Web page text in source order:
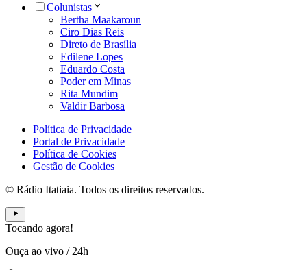
Colunistas
Bertha Maakaroun
Ciro Dias Reis
Direto de Brasília
Edilene Lopes
Eduardo Costa
Poder em Minas
Rita Mundim
Valdir Barbosa
Política de Privacidade
Portal de Privacidade
Política de Cookies
Gestão de Cookies
© Rádio Itatiaia. Todos os direitos reservados.
Tocando agora!
Ouça ao vivo / 24h